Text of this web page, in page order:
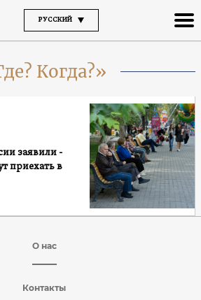
РУССКИЙ
Когда?»
заявили -
приехать в
О нас
Контакты